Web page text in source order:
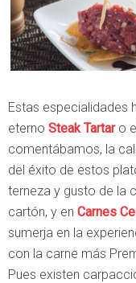
Estas especialidades
eterno Steak Tartaro
comentábamos, la
del éxito de estos
terneza y gusto de la
cartón, y en Carnes
sumerja en la
con la carne más
Pues existen